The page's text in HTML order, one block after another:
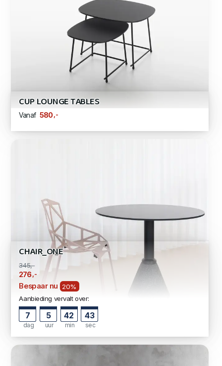
CUP LOUNGE TABLES
Vanaf 580 ,-
CHAIR_ONE
345,-
276 ,-
Bespaar nu
20%
Aanbieding vervalt over:
7
dag
5
uur
42
min
42
sec